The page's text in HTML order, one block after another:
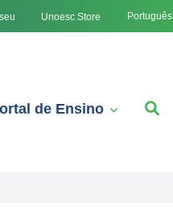
Unoesc Store Português
de Ensino